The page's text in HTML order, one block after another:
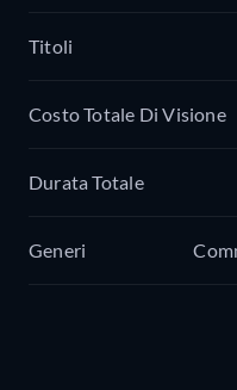
Titoli
Costo Totale Di Visione
Durata Totale
Generi